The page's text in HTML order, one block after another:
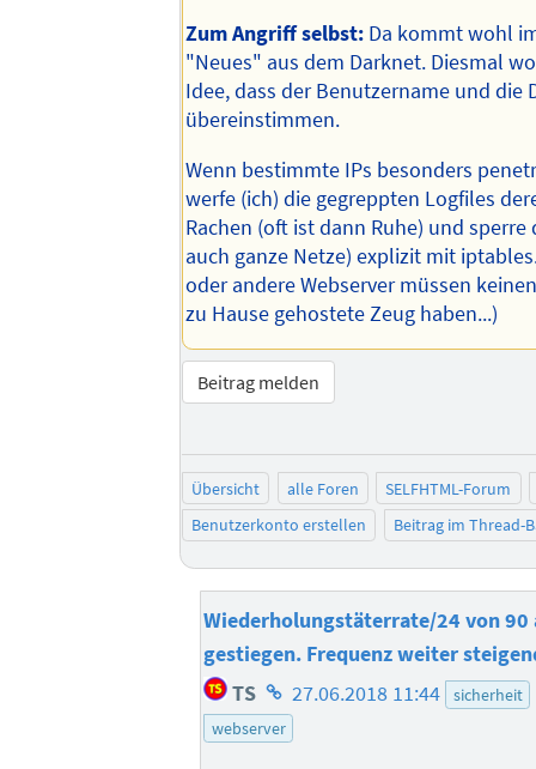
Zum Angriff selbst: Da kommt wohl
"Neues" aus dem Darknet. Diesmal
Idee, dass der Benutzername und die
übereinstimmen.
Wenn bestimmte IPs besonders
werfe (ich) die gegreppten Logfiles
Rachen (oft ist dann Ruhe) und sperre
auch ganze Netze) explizit mit
oder andere Webserver müssen
zu Hause gehostete Zeug haben...)
Beitrag melden
Übersicht alle Foren
SELFHTML-Forum
Benutzerkonto erstellen
Beitrag im Thread-
Wiederholungstäterrate/24 von 90
gestiegen. Frequenz weiter
TS Homepage
des
27.06.2018 11:44
sicherheit
webserver